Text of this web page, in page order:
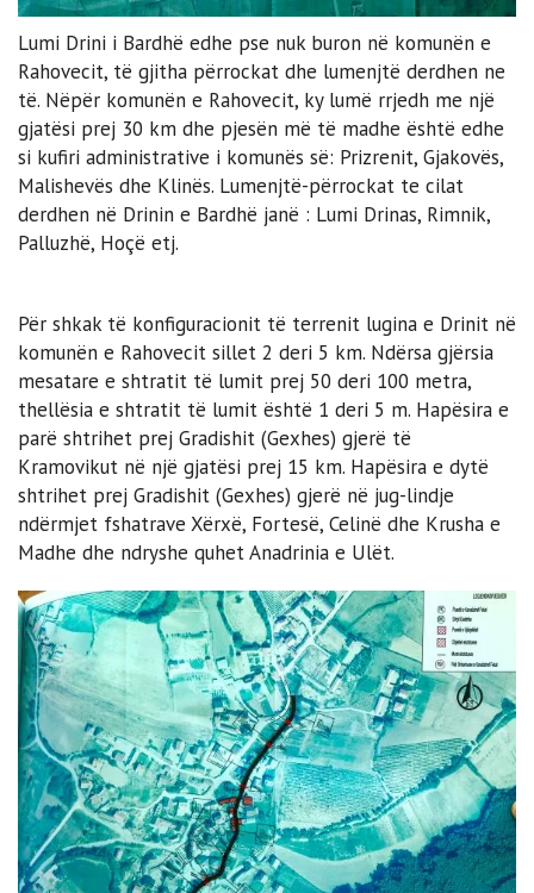
Lumi Drini i Bardhë edhe pse nuk buron në komunën e
Rahovecit, të gjitha përrockat dhe lumenjtë derdhen ne
të. Nëpër komunën e Rahovecit, ky lumë rrjedh me një
gjatësi prej 30 km dhe pjesën më të madhe është edhe
si kufiri administrative i komunës së: Prizrenit, Gjakovës,
Malishevës dhe Klinës. Lumenjtë-përrockat te cilat
derdhen në Drinin e Bardhë janë : Lumi Drinas, Rimnik,
Palluzhë, Hoçë etj.
Për shkak të konfiguracionit të terrenit lugina e Drinit në
komunën e Rahovecit sillet 2 deri 5 km. Ndërsa gjërsia
mesatare e shtratit të lumit prej 50 deri 100 metra,
thellësia e shtratit të lumit është 1 deri 5 m. Hapësira e
parë shtrihet prej Gradishit (Gexhes) gjerë të
Kramovikut në një gjatësi prej 15 km. Hapësira e dytë
shtrihet prej Gradishit (Gexhes) gjerë në jug-lindje
ndërmjet fshatrave Xërxë, Fortesë, Celinë dhe Krusha e
Madhe dhe ndryshe quhet Anadrinia e Ulët.